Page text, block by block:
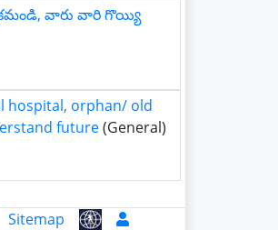
వారు వారి గొయ్యి
hospital, orphan/ old
future(General)
Sitemap